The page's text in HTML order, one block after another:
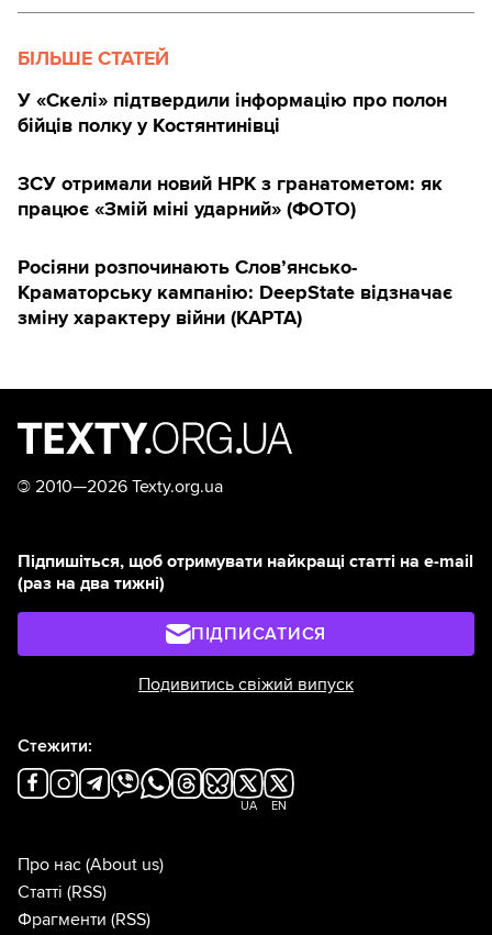
БІЛЬШЕ СТАТЕЙ
У «Скелі» підтвердили інформацію про полон
бійців полку у Костянтинівці
ЗСУ отримали новий НРК з гранатометом: як
працює «Змій міні ударний» (ФОТО)
Росіяни розпочинають Слов’янсько-
Краматорську кампанію: DeepState відзначає
зміну характеру війни (КАРТА)
© 2010—2026 Texty.org.ua
Підпишіться, щоб отримувати найкращі статті на e-mail
(раз на два тижні)
ПІДПИСАТИСЯ
Подивитись свіжий випуск
Стежити:
UA EN
Про нас (About us)
Статті (RSS)
Фрагменти (RSS)